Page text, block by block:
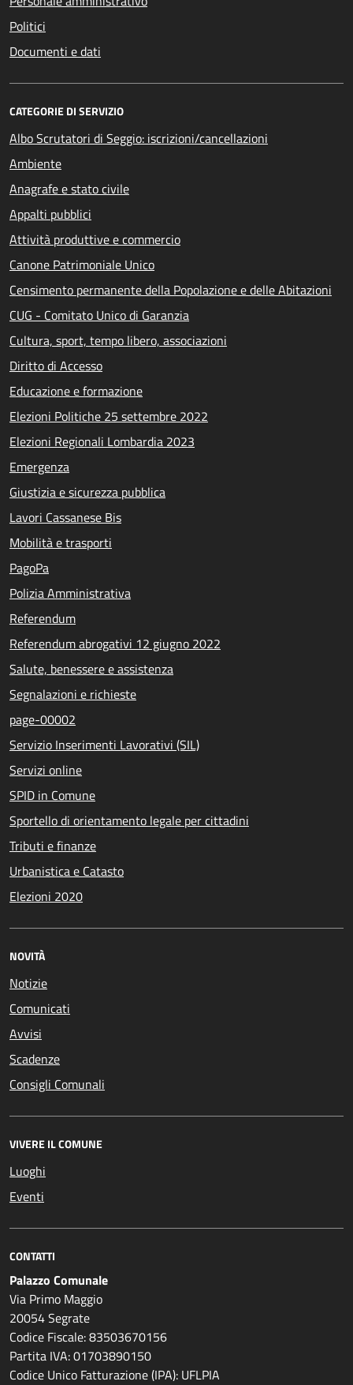
Politici
Documenti e dati
CATEGORIE DI SERVIZIO
Albo Scrutatori di Seggio: iscrizioni/cancellazioni
Ambiente
Anagrafe e stato civile
Appalti pubblici
Attività produttive e commercio
Canone Patrimoniale Unico
Censimento permanente della Popolazione e delle Abitazioni
CUG - Comitato Unico di Garanzia
Cultura, sport, tempo libero, associazioni
Diritto di Accesso
Educazione e formazione
Elezioni Politiche 25 settembre 2022
Elezioni Regionali Lombardia 2023
Emergenza
Giustizia e sicurezza pubblica
Lavori Cassanese Bis
Mobilità e trasporti
PagoPa
Polizia Amministrativa
Referendum
Referendum abrogativi 12 giugno 2022
Salute, benessere e assistenza
Segnalazioni e richieste
page-00002
Servizio Inserimenti Lavorativi (SIL)
Servizi online
SPID in Comune
Sportello di orientamento legale per cittadini
Tributi e finanze
Urbanistica e Catasto
Elezioni 2020
NOVITÀ
Notizie
Comunicati
Avvisi
Scadenze
Consigli Comunali
VIVERE IL COMUNE
Luoghi
Eventi
CONTATTI
Palazzo Comunale
Via Primo Maggio
20054 Segrate
Codice Fiscale: 83503670156
Partita IVA: 01703890150
Codice Unico Fatturazione (IPA): UFLPIA